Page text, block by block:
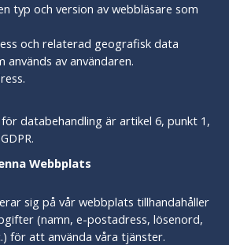
typ och version av webbläsare som
och relaterad geografisk data
används av användaren.
databehandling är artikel 6, punkt 1,
Webbplats
sig på vår webbplats tillhandahåller
(namn, e-postadress, lösenord,
för att använda våra tjänster.